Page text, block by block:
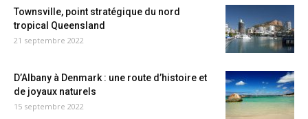
Townsville, point stratégique du nord
tropical Queensland
21 septembre 2022
D’Albany à Denmark : une route d’histoire et
de joyaux naturels
15 septembre 2022